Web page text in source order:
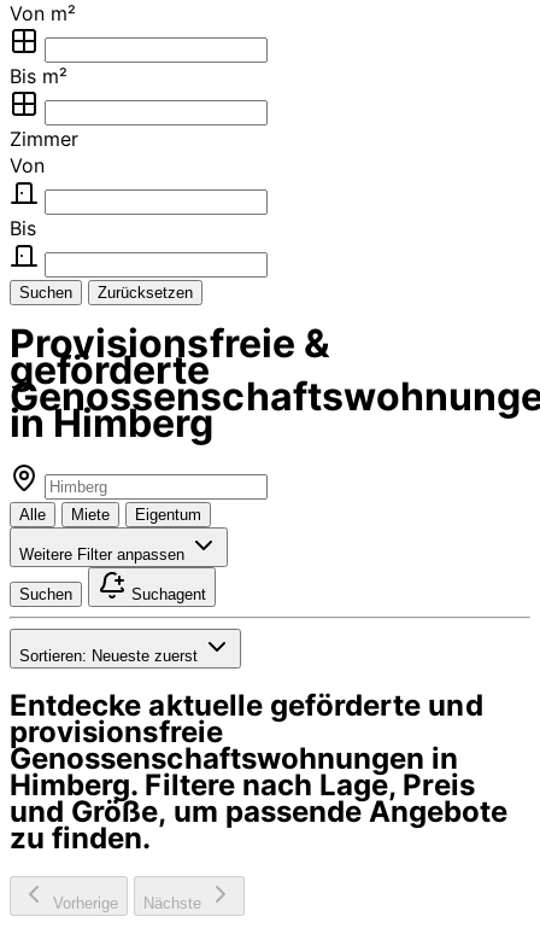
Von m²
Bis m²
Zimmer
Von
Bis
Suchen Zurücksetzen
Provisionsfreie &
geförderte
in Himberg
Alle Miete Eigentum
Weitere Filter anpassen
Suchen Suchagent
Sortieren: Neueste zuerst
Entdecke aktuelle geförderte und
provisionsfreie
Genossenschaftswohnungen in
Himberg. Filtere nach Lage, Preis
und Größe, um passende Angebote
zu finden.
Vorherige Nächste